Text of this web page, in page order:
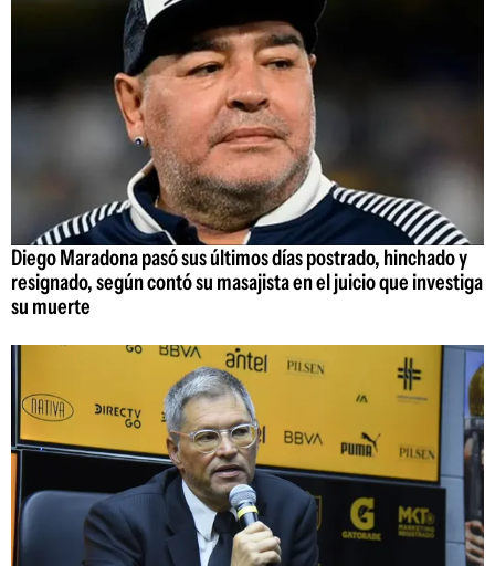
Diego Maradona pasó sus últimos días postrado, hinchado y
resignado, según contó su masajista en el juicio que investiga
su muerte